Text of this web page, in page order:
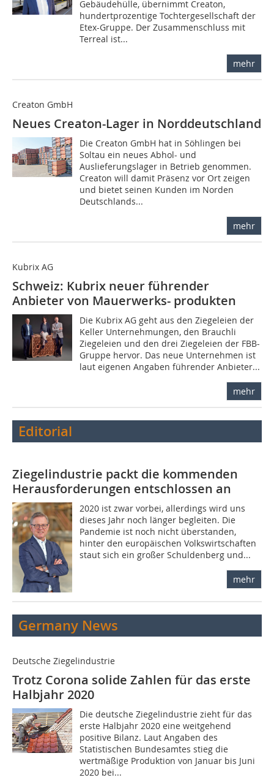
Gebäudehülle, übernimmt Creaton,
hundertprozentige Tochtergesellschaft der
Etex-Gruppe. Der Zusammenschluss mit
Terreal ist...
mehr
Creaton GmbH
Neues Creaton-Lager in Norddeutschland
Die Creaton GmbH hat in Söhlingen bei
Soltau ein neues Abhol- und
Auslieferungslager in Betrieb genommen.
Creaton will damit Präsenz vor Ort zeigen
und bietet seinen Kunden im Norden
Deutschlands...
mehr
Kubrix AG
Schweiz: Kubrix neuer führender
Anbieter von Mauerwerks- produkten
Die Kubrix AG geht aus den Ziegeleien der
Keller Unternehmungen, den Brauchli
Ziegeleien und den drei Ziegeleien der FBB-
Gruppe hervor. Das neue Unternehmen ist
laut eigenen Angaben führender Anbieter...
mehr
Editorial
Ziegelindustrie packt die kommenden
Herausforderungen entschlossen an
2020 ist zwar vorbei, allerdings wird uns
dieses Jahr noch länger begleiten. Die
Pandemie ist noch nicht überstanden,
hinter den europäischen Volkswirtschaften
staut sich ein großer Schuldenberg und...
mehr
Germany News
Deutsche Ziegelindustrie
Trotz Corona solide Zahlen für das erste
Halbjahr 2020
Die deutsche Ziegelindustrie zieht für das
erste Halbjahr 2020 eine weitgehend
positive Bilanz. Laut Angaben des
Statistischen Bundesamtes stieg die
wertmäßige Produktion von Januar bis Juni
2020 bei...